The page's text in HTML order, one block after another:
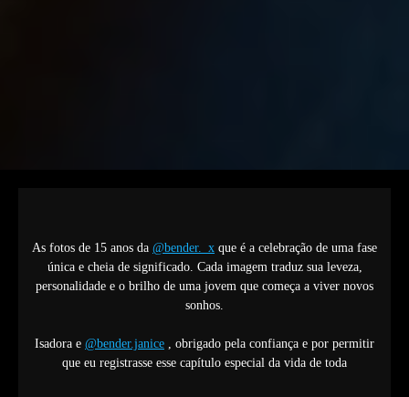
As fotos de 15 anos da @bender._x que é a celebração de uma fase
única e cheia de significado. Cada imagem traduz sua leveza,
personalidade e o brilho de uma jovem que começa a viver novos
sonhos.
Isadora e @bender.janice , obrigado pela confiança e por permitir
que eu registrasse esse capítulo especial da vida de toda